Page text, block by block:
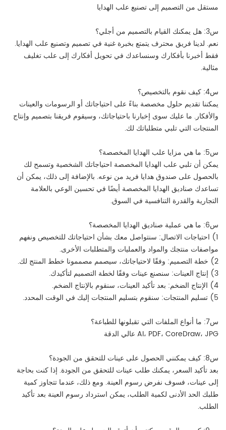
مستقل من التصميم إلى تصنيع علب الهدايا
س3: هل يمكنك القيام بالتصميم من أجلي؟
نعم. لدينا فريق محترف يتمتع بخبرة غنية في تصميم وتصنيع علب الهدايا.
فقط أخبرنا بأفكارك وسنساعدك في تحويل أفكارك إلى علب تغليف
مثالية.
س4: كيف نقوم بالتخصيص؟
يمكننا تقديم حلول مخصصة بناءً على احتياجاتك أو الرسومات والعينات
والأفكار. ما عليك سوى إخبارنا باحتياجاتك، وسيقوم فريقنا بتصميم وإنتاج
المنتجات التي تلبي متطلباتك لك.
س5: ما هي مزايا علب الهدايا المخصصة؟
يمكن أن تلبي علب الهدايا المخصصة احتياجاتك الشخصية وتسمح لك
بالحصول على صندوق هدايا فريد من نوعه. بالإضافة إلى ذلك، يمكن أن
تساعدك صناديق الهدايا المخصصة أيضًا في تحسين الوعي بالعلامة
التجارية والقدرة التنافسية في السوق.
س6: ما هي عملية صناديق الهدايا المخصصة؟
1) احتياجات الاتصال: سنتواصل معك بشأن احتياجاتك للتخصيص ونفهم
مواصفات منتجك والمواد والعمليات والمتطلبات الأخرى.
2) خطة التصميم: وفقًا لاحتياجاتك، سيصمم مصممونا خطط المنتج لك.
3) إنتاج العينات: سنصنع عينات وفقًا لخطة التصميم لتأكيدك.
4) الإنتاج الضخم: بعد تأكيد العينات، سنقوم بالإنتاج الضخم.
5) تسليم المنتجات: سنقوم بتسليم المنتجات إليك في الوقت المحدد.
س7: ما أنواع الملفات التي تقبلونها للطباعة؟
AI، PDF، CoreDraw، JPG عالي الدقة
س8: كيف يمكنني الحصول على عينات للتحقق من الجودة؟
بعد تأكيد السعر، يمكنك طلب عينات للتحقق من الجودة. إذا كنت بحاجة
إلى عينات، فسوف نفرض رسوم العينة. ومع ذلك، عندما تتجاوز كمية
طلبك الحد الأدنى لكمية الطلب، يمكن استرداد رسوم العينة بعد تأكيد
الطلب.